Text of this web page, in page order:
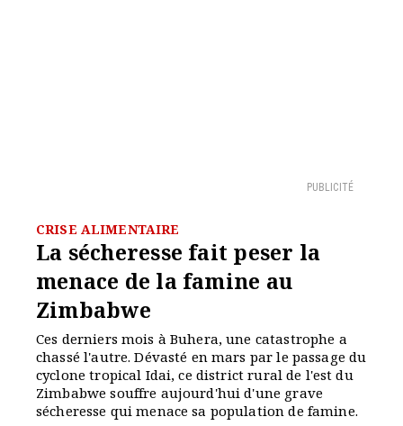
PUBLICITÉ
CRISE ALIMENTAIRE
La sécheresse fait peser la
menace de la famine au
Zimbabwe
Ces derniers mois à Buhera, une catastrophe a
chassé l'autre. Dévasté en mars par le passage du
cyclone tropical Idai, ce district rural de l'est du
Zimbabwe souffre aujourd'hui d'une grave
sécheresse qui menace sa population de famine.